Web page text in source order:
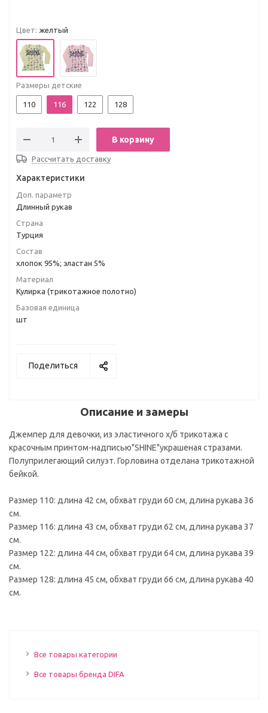
Цвет: желтый
Размеры детские
110 116 122 128
В корзину
Рассчитать доставку
Характеристики
Доп. параметр
Длинный рукав
Страна
Турция
Состав
хлопок 95%; эластан 5%
Материал
Кулирка (трикотажное полотно)
Базовая единица
шт
Поделиться
Описание и замеры
Джемпер для девочки, из эластичного х/б трикотажа с
красочным принтом-надписью"SHINE"украшеная стразами.
Полуприлегающий силуэт. Горловина отделана трикотажной
бейкой.
Размер 110: длина 42 см, обхват груди 60 см, длина рукава 36
см.
Размер 116: длина 43 см, обхват груди 62 см, длина рукава 37
см.
Размер 122: длина 44 см, обхват груди 64 см, длина рукава 39
см.
Размер 128: длина 45 см, обхват груди 66 см, длина рукава 40
см.
Все товары категории
Все товары бренда DIFA